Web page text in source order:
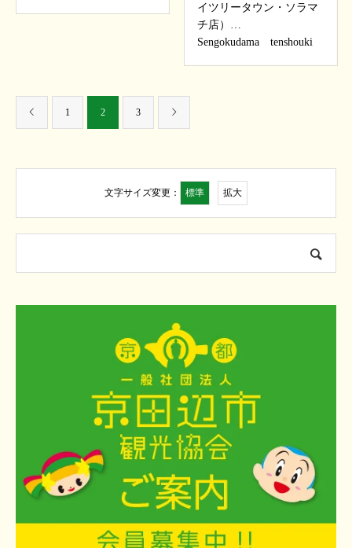
イツリータウン・ソラマ
チ店）…
Sengokudama tenshouki
1 2 3
文字サイズ変更： 標準 拡大